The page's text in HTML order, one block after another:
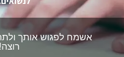
אשמח לפגוש אותך
רוצה!